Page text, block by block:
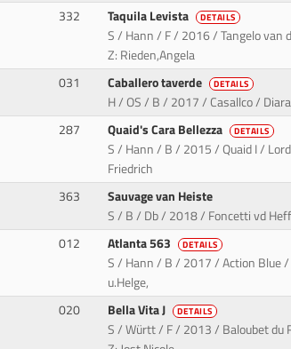
332 Taquila Levista DETAILS
S / Hann / F / 2016 / Tangelo van
Z: Rieden,Angela
031 Caballero taverde DETAILS
H / OS / B / 2017 / Casallco /
287 Quaid's Cara Bellezza DETAILS
S / Hann / B / 2015 / Quaid I /
Friedrich
363
Sauvage van Heiste
S / B / Db / 2018 / Foncetti vd
012 Atlanta 563 DETAILS
S / Hann / B / 2017 / Action Blue /
u.Helge,
020 Bella Vita J DETAILS
S / Württ / F / 2013 / Baloubet du